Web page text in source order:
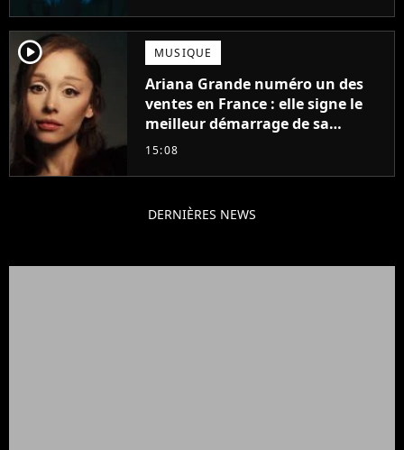
player2 MUSIQUE
Ariana Grande numéro un des
ventes en France : elle signe le
meilleur démarrage de sa
carrière avec son album Petal
15:08
DERNIÈRES NEWS